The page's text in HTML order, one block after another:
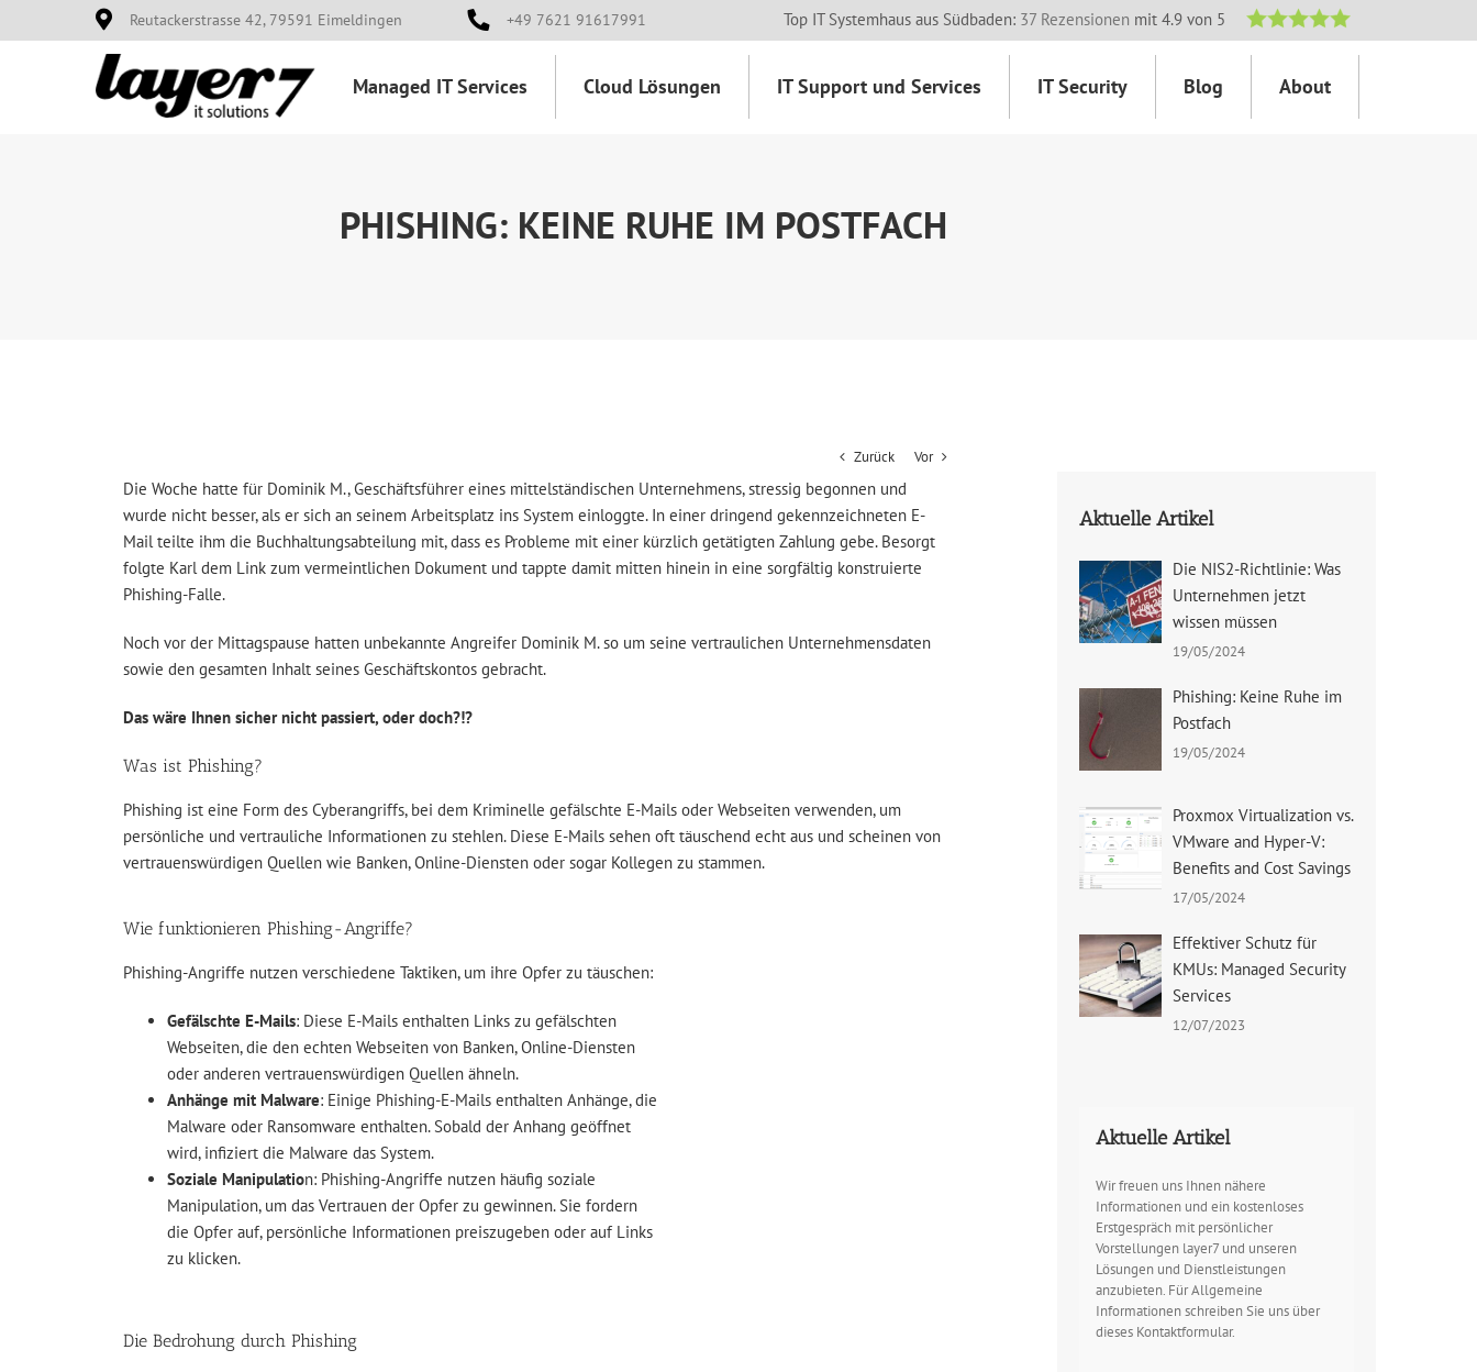
Reutackerstrasse 42, 79591 Eimeldingen +49 7621 91617991 Top IT Systemhaus aus Südbaden: 37 Rezensionen mit 4.9 von 5
Managed IT Services Cloud Lösungen IT Support und Services IT Security Blog About
PHISHING: KEINE RUHE IM POSTFACH
Zurück Vor
Die Woche hatte für Dominik M., Geschäftsführer eines mittelständischen Unternehmens, stressig begonnen und
wurde nicht besser, als er sich an seinem Arbeitsplatz ins System einloggte. In einer dringend gekennzeichneten E-
Mail teilte ihm die Buchhaltungsabteilung mit, dass es Probleme mit einer kürzlich getätigten Zahlung gebe. Besorgt
folgte Karl dem Link zum vermeintlichen Dokument und tappte damit mitten hinein in eine sorgfältig konstruierte
Phishing-Falle.
Noch vor der Mittagspause hatten unbekannte Angreifer Dominik M. so um seine vertraulichen Unternehmensdaten
sowie den gesamten Inhalt seines Geschäftskontos gebracht.
Das wäre Ihnen sicher nicht passiert, oder doch?!?
Was ist Phishing?
Phishing ist eine Form des Cyberangriffs, bei dem Kriminelle gefälschte E-Mails oder Webseiten verwenden, um
persönliche und vertrauliche Informationen zu stehlen. Diese E-Mails sehen oft täuschend echt aus und scheinen von
vertrauenswürdigen Quellen wie Banken, Online-Diensten oder sogar Kollegen zu stammen.
Wie funktionieren Phishing-Angriffe?
Phishing-Angriffe nutzen verschiedene Taktiken, um ihre Opfer zu täuschen:
Gefälschte E-Mails: Diese E-Mails enthalten Links zu gefälschten
Webseiten, die den echten Webseiten von Banken, Online-Diensten
oder anderen vertrauenswürdigen Quellen ähneln.
Anhänge mit Malware: Einige Phishing-E-Mails enthalten Anhänge, die
Malware oder Ransomware enthalten. Sobald der Anhang geöffnet
wird, infiziert die Malware das System.
Soziale Manipulation: Phishing-Angriffe nutzen häufig soziale
Manipulation, um das Vertrauen der Opfer zu gewinnen. Sie fordern
die Opfer auf, persönliche Informationen preiszugeben oder auf Links
zu klicken.
Die Bedrohung durch Phishing
Aktuelle Artikel
Die NIS2-Richtlinie: Was
Unternehmen jetzt
wissen müssen
19/05/2024
Phishing: Keine Ruhe im
Postfach
19/05/2024
Proxmox Virtualization vs.
VMware and Hyper-V:
Benefits and Cost Savings
17/05/2024
Effektiver Schutz für
KMUs: Managed Security
Services
12/07/2023
Aktuelle Artikel
Wir freuen uns Ihnen nähere
Informationen und ein kostenloses
Erstgespräch mit persönlicher
Vorstellungen layer7 und unseren
Lösungen und Dienstleistungen
anzubieten. Für Allgemeine
Informationen schreiben Sie uns über
dieses Kontaktformular.